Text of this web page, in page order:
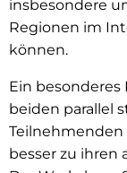
insbesondere
Regionen im
können.
Ein
beiden parallel
besser zu ihren